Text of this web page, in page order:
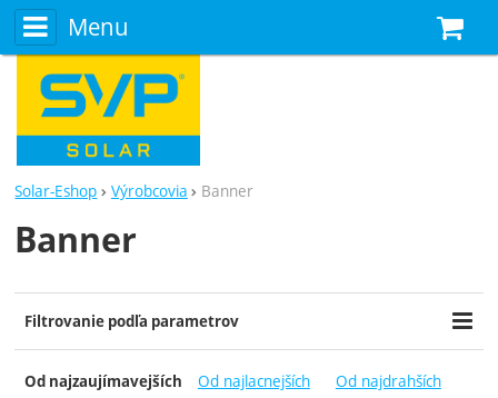
Menu
Solar-Eshop Výrobcovia Banner
Banner
Zobraziť viac
Filtrovanie podľa parametrov
Cena (€)
-
Dostupnosť
Skladom
Od najzaujímavejších Od najlacnejších
Od najdrahších